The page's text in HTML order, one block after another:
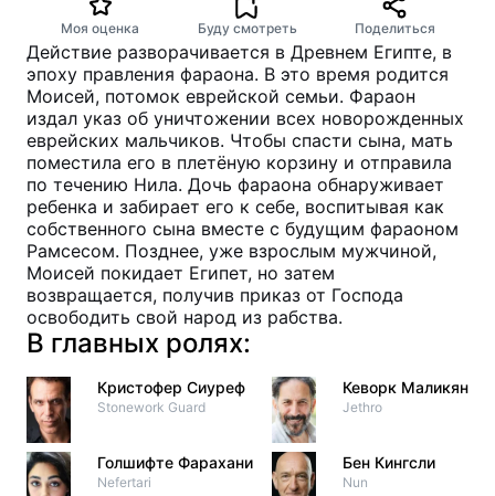
Моя оценка Буду смотреть Поделиться
Действие разворачивается в Древнем Египте, в
эпоху правления фараона. В это время родится
Моисей, потомок еврейской семьи. Фараон
издал указ об уничтожении всех новорожденных
еврейских мальчиков. Чтобы спасти сына, мать
поместила его в плетёную корзину и отправила
по течению Нила. Дочь фараона обнаруживает
ребенка и забирает его к себе, воспитывая как
собственного сына вместе с будущим фараоном
Рамсесом. Позднее, уже взрослым мужчиной,
Моисей покидает Египет, но затем
возвращается, получив приказ от Господа
освободить свой народ из рабства.
В главных ролях:
Кристофер Сиуреф
Stonework Guard
Голшифте Фарахани
Nefertari
Кеворк Маликян
Jethro
Бен Кингсли
Nun